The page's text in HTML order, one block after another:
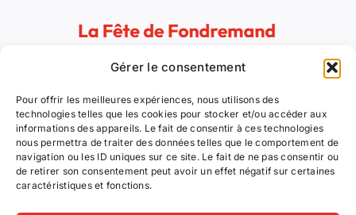
Gérer le consentement
Pour offrir les meilleures expériences, nous utilisons des
technologies telles que les cookies pour stocker et/ou accéder aux
informations des appareils. Le fait de consentir à ces technologies
nous permettra de traiter des données telles que le comportement de
navigation ou les ID uniques sur ce site. Le fait de ne pas consentir ou
de retirer son consentement peut avoir un effet négatif sur certaines
caractéristiques et fonctions.
Animations et concerts, artisans d’art et des saveurs :
Fêtes de Fondremand pour ces trois jours festifs !
Suivez nous !